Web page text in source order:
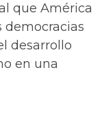
que América
democracias
desarrollo
en una